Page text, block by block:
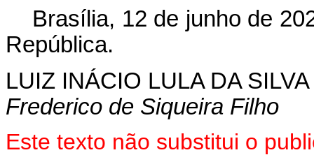
Brasília, 12 de junho de
República.
LUIZ INÁCIO LULA DA SILVA
Frederico de Siqueira Filho
Este texto não substitui o